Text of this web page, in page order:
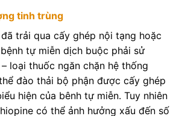
tinh trùng
trải qua cấy ghép nội tạng hoặc
tự miễn dịch buộc phải sử
loại thuốc ngăn chặn hệ thống
đào thải bộ phận được cấy ghép
hiện của bênh tự miễn. Tuy nhiên
có thể ảnh hưởng xấu đến số